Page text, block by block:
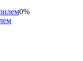
0%